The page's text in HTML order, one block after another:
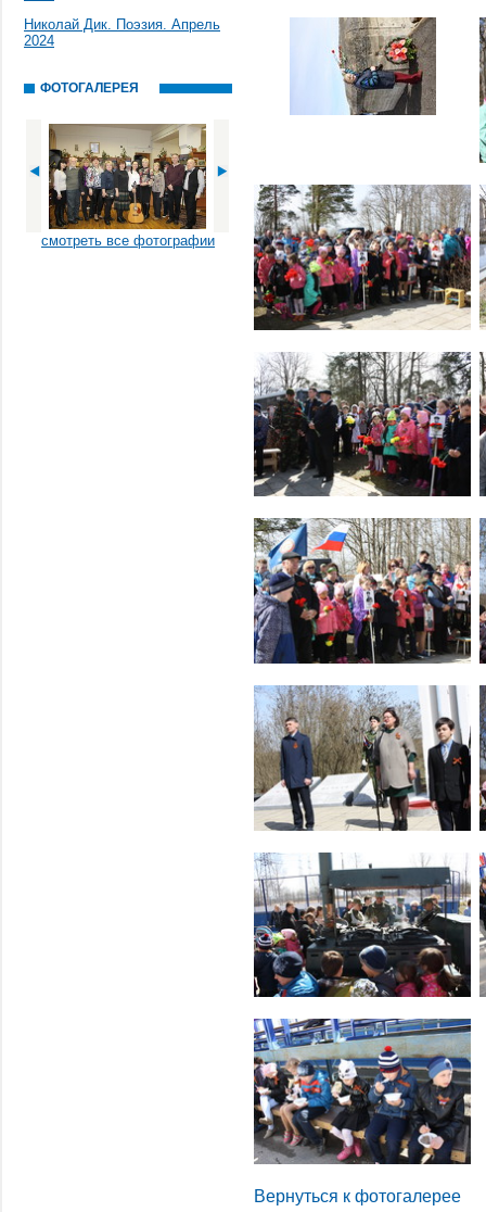
Николай Дик. Поэзия. Апрель
2024
ФОТОГАЛЕРЕЯ
смотреть все фотографии
Вернуться к фотогалерее